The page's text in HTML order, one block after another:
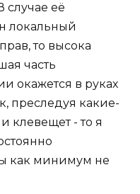
случае её
локальный
то высока
часть
окажется в руках
преследуя какие-
клевещет - то я
как минимум не